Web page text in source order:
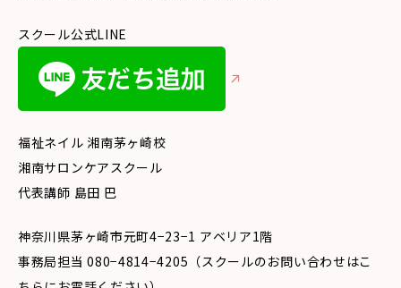
スクール公式LINE
福祉ネイル 湘南茅ヶ崎校
湘南サロンケアスクール
代表講師 島田 巴
神奈川県茅ヶ崎市元町4−23−1 アベリア1階
事務局担当 080−4814−4205（スクールのお問い合わせはこ